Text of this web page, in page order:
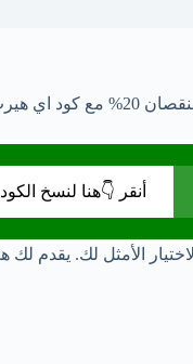
أنقر 👇هنا لنسخ الكود